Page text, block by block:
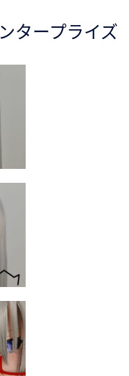
タープライズ